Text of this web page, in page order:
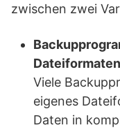
zwischen zwei
Dateiformaten
Viele
eigenes
Daten in